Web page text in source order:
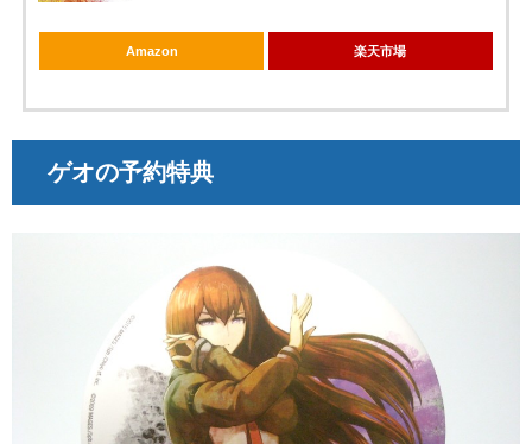
Amazon 楽天市場
ゲオの予約特典